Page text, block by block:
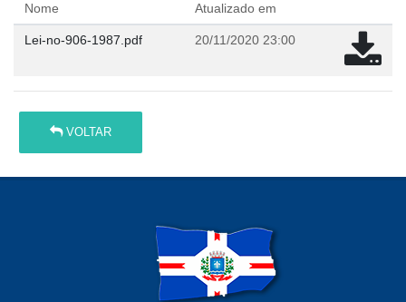
Nome Atualizado em
Lei-no-906-1987.pdf 20/11/2020 23:00
VOLTAR